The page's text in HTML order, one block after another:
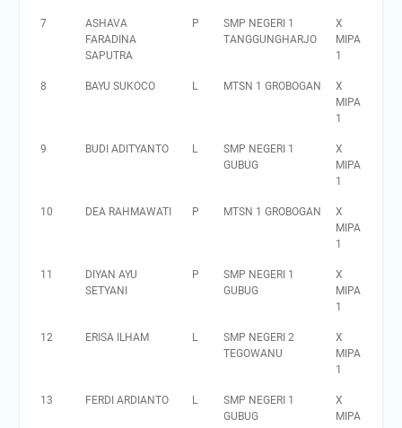
7
ASHAVA
FARADINA
SAPUTRA
P
SMP NEGERI 1
TANGGUNGHARJO
X
MIPA
1
8 BAYU SUKOCO L MTSN 1 GROBOGAN
X
MIPA
1
9 BUDI ADITYANTO L
SMP NEGERI 1
GUBUG
X
MIPA
1
10 DEA RAHMAWATI P MTSN 1 GROBOGAN
X
MIPA
1
11
DIYAN AYU
SETYANI
P
SMP NEGERI 1
GUBUG
X
MIPA
1
12 ERISA ILHAM L
SMP NEGERI 2
TEGOWANU
X
MIPA
1
13 FERDI ARDIANTO L
SMP NEGERI 1
GUBUG
X
MIPA